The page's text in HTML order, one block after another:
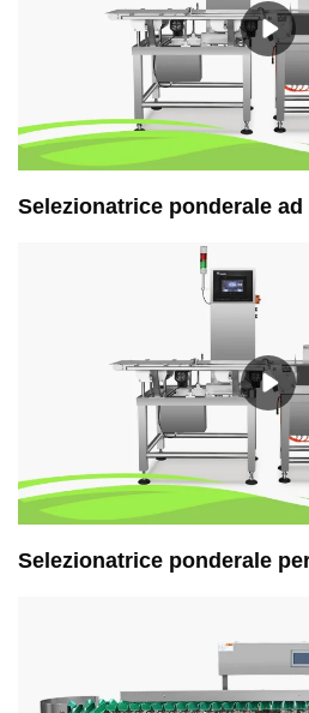
Selezionatrice ponderale
Selezionatrice ponderale